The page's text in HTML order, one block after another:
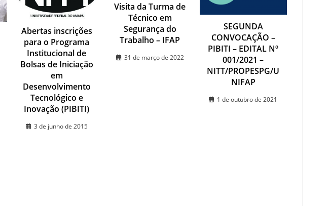
Abertas inscrições
para o Programa
Institucional de
Bolsas de Iniciação
em
Desenvolvimento
Tecnológico e
Inovação (PIBITI)
3 de junho de 2015
Visita da Turma de
Técnico em
Segurança do
Trabalho – IFAP
31 de março de 2022
SEGUNDA
CONVOCAÇÃO –
PIBITI – EDITAL Nº
001/2021 –
NITT/PROPESPG/U
NIFAP
1 de outubro de 2021